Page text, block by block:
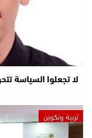
لا تجعلوا السياسة
تربية وتكوين